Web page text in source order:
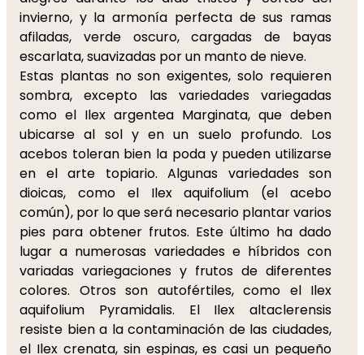
invierno, y la armonía perfecta de sus ramas
afiladas, verde oscuro, cargadas de bayas
escarlata, suavizadas por un manto de nieve.
Estas plantas no son exigentes, solo requieren
sombra, excepto las variedades variegadas
como el Ilex argentea Marginata, que deben
ubicarse al sol y en un suelo profundo. Los
acebos toleran bien la poda y pueden utilizarse
en el arte topiario. Algunas variedades son
dioicas, como el Ilex aquifolium (el acebo
común), por lo que será necesario plantar varios
pies para obtener frutos. Este último ha dado
lugar a numerosas variedades e híbridos con
variadas variegaciones y frutos de diferentes
colores. Otros son autofértiles, como el Ilex
aquifolium Pyramidalis. El Ilex altaclerensis
resiste bien a la contaminación de las ciudades,
el Ilex crenata, sin espinas, es casi un pequeño